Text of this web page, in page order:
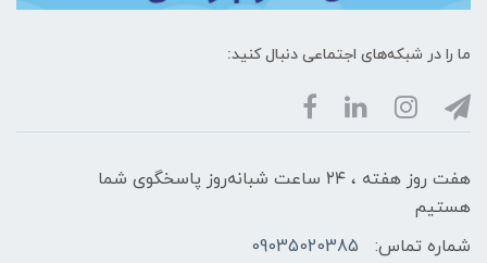
ما را در شبکه‌های اجتماعی دنبال کنید:
هفت روز هفته ، ۲۴ ساعت شبانه‌روز پاسخگوی شما
هستیم
شماره تماس:
09035020385